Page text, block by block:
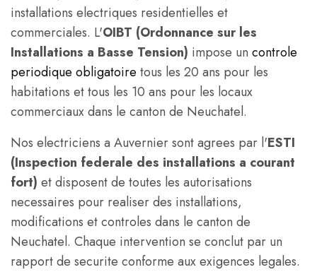
installations electriques residentielles et
commerciales. L'OIBT (Ordonnance sur les
Installations a Basse Tension) impose un controle
periodique obligatoire tous les 20 ans pour les
habitations et tous les 10 ans pour les locaux
commerciaux dans le canton de Neuchatel.
Nos electriciens a Auvernier sont agrees par l'ESTI
(Inspection federale des installations a courant
fort) et disposent de toutes les autorisations
necessaires pour realiser des installations,
modifications et controles dans le canton de
Neuchatel. Chaque intervention se conclut par un
rapport de securite conforme aux exigences legales.